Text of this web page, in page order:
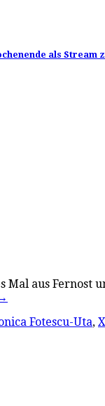
als Stream
aus Fernost
Fotescu-Uta,